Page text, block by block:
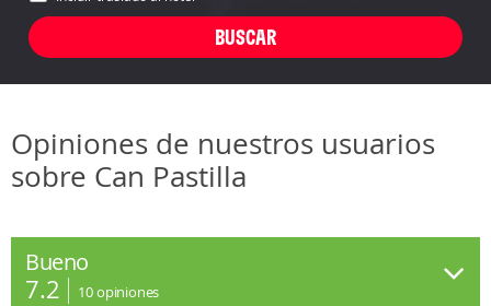
Opiniones de nuestros usuarios
sobre Can Pastilla
Bueno
7.2 10opiniones